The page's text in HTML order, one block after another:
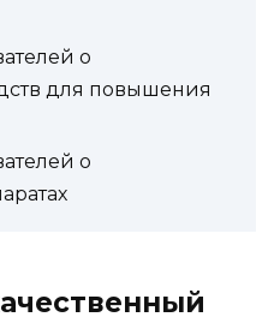
о
для повышения
о